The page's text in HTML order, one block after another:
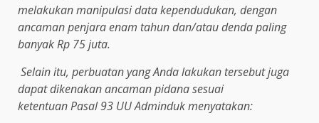
melakukan manipulasi data kependudukan, dengan
ancaman penjara enam tahun dan/atau denda paling
banyak Rp 75 juta.
Selain itu, perbuatan yang Anda lakukan tersebut juga
dapat dikenakan ancaman pidana sesuai
ketentuan Pasal 93 UU Adminduk menyatakan: